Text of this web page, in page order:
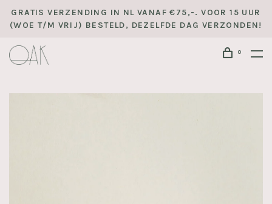
GRATIS VERZENDING IN NL VANAF €75,-. VOOR 15 UUR
(WOE T/M VRIJ) BESTELD, DEZELFDE DAG VERZONDEN!
0